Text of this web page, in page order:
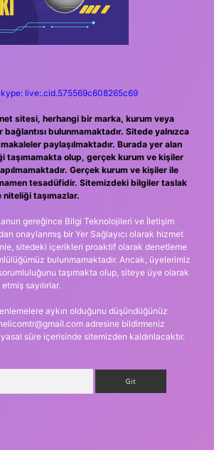
live:.cid.575569c608265c69
sitesi, herhangi bir marka, kurum veya
bulunmamaktadır. Sitede yalnızca
makaleler paylaşılmaktadır. Burada yer alan
taşımamakta olup, gerçek kurum ve kişiler
Gerçek kurum ve kişiler ile
tesadüfidir. Sitemizdeki bilgiler taslak
taşımazlar.
gereğince Bilgi Teknolojileri ve İletişim
onaylanmış bir Yer Sağlayıcı olarak hizmet
sitedeki içerikleri proaktif olarak denetleme
bulunmamaktadır. Ancak, üyelerimiz
taşımakta olup, siteye üye olarak
sayılırlar.
aykırı olduğunu düşündüğünüz
adresine bildirmeniz
süre içerisinde sitemizden kaldırılacaktır.